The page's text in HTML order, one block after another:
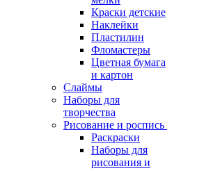
Краски детские
Наклейки
Пластилин
Фломастеры
Цветная бумага
и картон
Слаймы
Наборы для
творчества
Рисование и роспись
Раскраски
Наборы для
рисования и